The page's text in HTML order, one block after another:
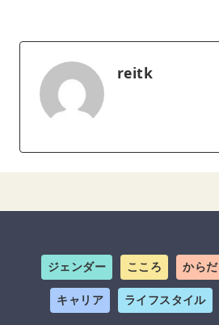
reitk
ジェンダー こころ からだ
キャリア ライフスタイル